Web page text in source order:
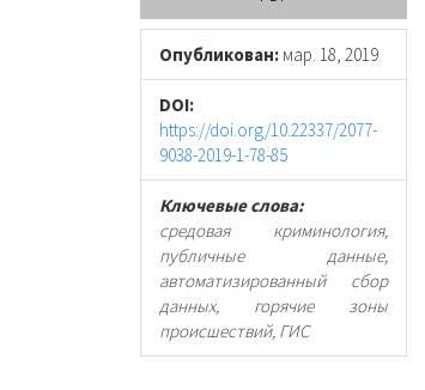
панель
статьи
Опубликован: мар. 18, 2019
DOI:
https://doi.org/10.22337/2077-
9038-2019-1-78-85
Ключевые слова:
средовая криминология,
публичные данные,
автоматизированный сбор
данных, горячие зоны
происшествий, ГИС